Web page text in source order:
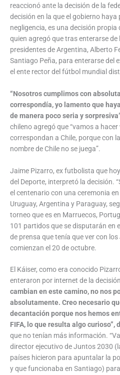
reaccionó ante la decisión de la
decisión en la que el gobierno
negligencia, es una decisión propia
quien agregó que tras enterarse
presidentes de Argentina, Alberto
Santiago Peña, para enterarse del
el ente rector del fútbol mundial
“Nosotros cumplimos con
correspondía, yo lamento que
de manera poco seria y
chileno agregó que “vamos a
correspondan a Chile, porque con
nombre de Chile no se juega”.
Jaime Pizarro, ex futbolista que
del Deporte, interpretó la decisión.
el centenario con una ceremonia
Uruguay, Argentina y Paraguay,
torneo que es en Marruecos,
101 partidos que se disputarán en
de prensa que tenía que ver con
comienzan el 20 de octubre.
El Káiser, como era conocido
enteraron por internet de la
cambian en este camino, no nos
absolutamente. Creo necesario
decantación porque nos hemos
FIFA, lo que resulta algo curioso”,
que no tenían más información.
director ejecutivo de Juntos 2030
países hicieron para apuntalar la
y que funcionaba en Santiago)